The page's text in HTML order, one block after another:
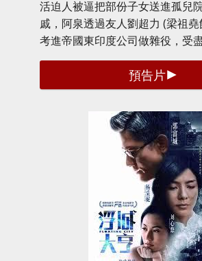
活迫人被逼把部份子女送進孤兒
戚，阿泉透過友人劉超力 (梁祖
考進帝國東印度公司做雜役，受
預告片